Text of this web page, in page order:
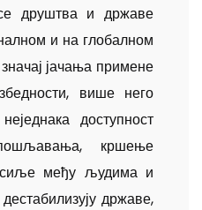
друштва и државе
и на глобалном
јачања примене
више него
доступност
кршење
међу људима и
државе,